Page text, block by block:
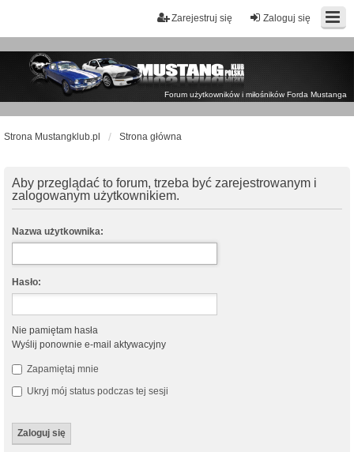
Zaloguj się
Zarejestruj się
Forum użytkowników i miłośników Forda Mustanga
Strona Mustangklub.pl Strona główna
Aby przeglądać to forum, trzeba być zarejestrowanym i
zalogowanym użytkownikiem.
Nazwa użytkownika:
Hasło:
Nie pamiętam hasła
Wyślij ponownie e-mail aktywacyjny
Zapamiętaj mnie
Ukryj mój status podczas tej sesji